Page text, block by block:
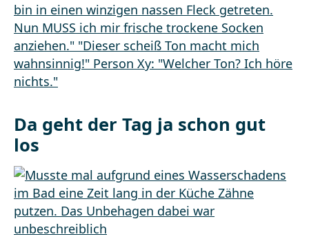
Da geht der Tag ja schon gut
los